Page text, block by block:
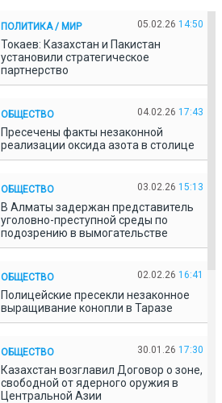
ПОЛИТИКА / МИР 05.02.26 14:50
Токаев: Казахстан и Пакистан
установили стратегическое
партнерство
ОБЩЕСТВО 04.02.26 17:43
Пресечены факты незаконной
реализации оксида азота в столице
ОБЩЕСТВО 03.02.26 15:13
В Алматы задержан представитель
уголовно-преступной среды по
подозрению в вымогательстве
ОБЩЕСТВО 02.02.26 16:41
Полицейские пресекли незаконное
выращивание конопли в Таразе
ОБЩЕСТВО 30.01.26 17:30
Казахстан возглавил Договор о зоне,
свободной от ядерного оружия в
Центральной Азии